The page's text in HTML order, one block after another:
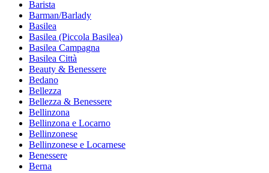
Barista
Barman/Barlady
Basilea
Basilea (Piccola Basilea)
Basilea Campagna
Basilea Città
Beauty & Benessere
Bedano
Bellezza
Bellezza & Benessere
Bellinzona
Bellinzona e Locarno
Bellinzonese
Bellinzonese e Locarnese
Benessere
Berna